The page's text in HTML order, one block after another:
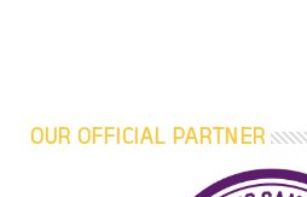
OUR OFFICIAL PARTNER